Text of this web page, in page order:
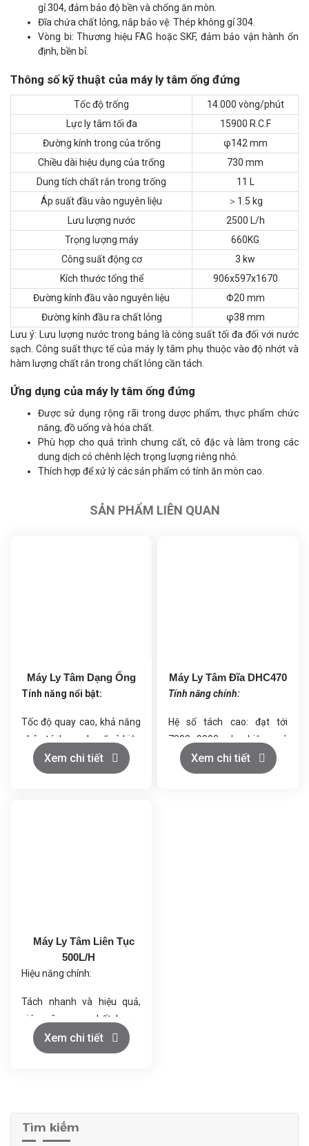
gỉ 304, đảm bảo độ bền và chống ăn mòn.
Đĩa chứa chất lỏng, nắp bảo vệ: Thép không gỉ 304.
Vòng bi: Thương hiệu FAG hoặc SKF, đảm bảo vận hành ổn
định, bền bỉ.
Thông số kỹ thuật của máy ly tâm ống đứng
Tốc độ trống
14.000 vòng/phút
Lực ly tâm tối đa
15900 R.C.F
Đường kính trong của trống
φ142 mm
Chiều dài hiệu dụng của trống
730 mm
Dung tích chất rắn trong trống
11 L
Áp suất đầu vào nguyên liệu
＞1.5 kg
Lưu lượng nước
2500 L/h
Trọng lượng máy
660KG
Công suất động cơ
3 kw
Kích thước tổng thể
906x597x1670
Đường kính đầu vào nguyên liệu
Φ20 mm
Đường kính đầu ra chất lỏng
φ38 mm
Lưu ý: Lưu lượng nước trong bảng là công suất tối đa đối với nước
sạch. Công suất thực tế của máy ly tâm phụ thuộc vào độ nhớt và
hàm lượng chất rắn trong chất lỏng cần tách.
Ứng dụng của máy ly tâm ống đứng
Được sử dụng rộng rãi trong dược phẩm, thực phẩm chức
năng, đồ uống và hóa chất.
Phù hợp cho quá trình chưng cất, cô đặc và làm trong các
dung dịch có chênh lệch trọng lượng riêng nhỏ.
Thích hợp để xử lý các sản phẩm có tính ăn mòn cao.
SẢN PHẨM LIÊN QUAN
Máy Ly Tâm Dạng Ống
Tính năng nổi bật:
Tốc độ quay cao, khả năng
phân tách mạnh mẽ và hiệu
quả làm sạch vượt trội
Thiết kế nhỏ gọn, vận hành
Xem chi tiết
Máy Ly Tâm Đĩa DHC470
Tính năng chính:
Hệ số tách cao: đạt tới
7000–9000, cho hiệu quả
làm trong vượt trội.
Công suất xử lý linh hoạt: từ
Xem chi tiết
Máy Ly Tâm Liên Tục
500L/H
Hiệu năng chính:
Tách nhanh và hiệu quả,
giúp nâng cao chất lượng
sản phẩm.
Hoạt động ổn định, ít rung
khiển PLC Siemens và hệ
thống tự làm sạch.
Xem chi tiết
Tìm kiếm